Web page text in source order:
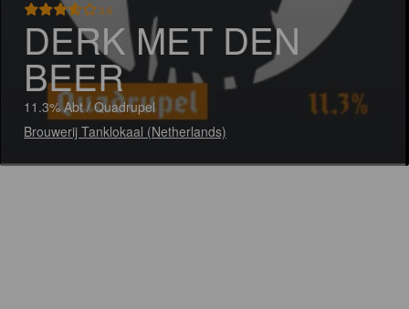
3.6
DERK MET DEN
BEER
11.3% Abt / Quadrupel
Brouwerij Tanklokaal (Netherlands)